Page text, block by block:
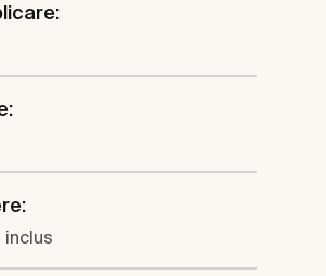
inclus